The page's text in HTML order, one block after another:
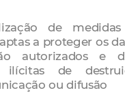
de
a proteger os
autorizados e
ilícitas de
ou difusão